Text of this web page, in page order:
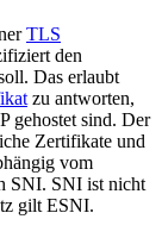
TLS
den
Das erlaubt
zu antworten,
gehostet sind. Der
Zertifikate und
vom
SNI. SNI ist nicht
gilt ESNI.